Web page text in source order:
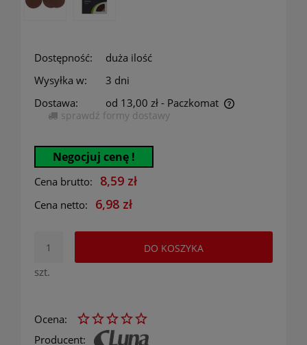
Dostępność:
duża ilość
Wysyłka w:
3 dni
Dostawa:
od 13,00 zł - Paczkomat
Cena nie zawiera ewentualnych kosztów płatności
sprawdź formy dostawy
Negocjuj cenę !
Cena brutto: 8,59 zł
Cena netto: 6,98 zł
szt.
DO KOSZYKA
Ocena:
Producent: